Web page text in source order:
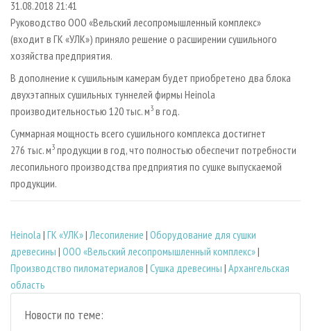
ПРОИЗВОДСТВО ДРЕВЕСНЫХ ПЛИТ
ДЕРЕВЯННОЕ ДОМОСТРОЕНИЕ
БИОЭНЕРГЕТИКА
ЦБП
ИНСТРУМЕНТ И МАТЕРИАЛЫ
ПЕРСОНЫ
МОБИЛЬНЫЕ ВЫСТАВКИ
ОФИЦИАЛЬНЫЕ ДЕЛЕГАЦИИ
ПРИОРИТЕТНЫЕ ИНВЕСТПРОЕКТЫ
RUSSIAN FORESTRY REVIEW
ГАЗЕТА ЛЕСПРОМФОРУМ
БИБЛИОТЕКА СПЕЦИАЛИСТА
КОНТАКТЫ
РЕКЛАМА
РЕКЛАМА НА САЙТЕ
31.08.2018 21:41
Руководство ООО «Вельский лесопромышленный комплекс»
(входит в ГК «УЛК») приняло решение о расширении сушильного
хозяйства предприятия.
В дополнение к сушильным камерам будет приобретено два блока
двухэтапных сушильных туннелей фирмы Heinola
производительностью 120 тыс. м3 в год.
Суммарная мощность всего сушильного комплекса достигнет
276 тыс. м3 продукции в год, что полностью обеспечит потребности
лесопильного производства предприятия по сушке выпускаемой
продукции.
Heinola | ГК «УЛК»|Лесопиление | Оборудование для сушки
древесины | ООО «Вельский лесопромышленный комплекс»|
Производство пиломатериалов | Сушка древесины | Архангельская
область
Новости по теме: